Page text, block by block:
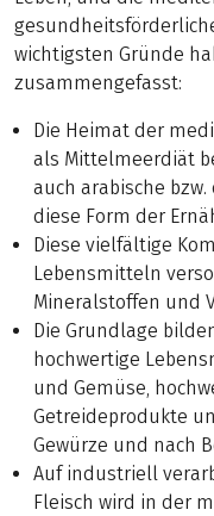
wichtigsten Gründe
zusammengefasst:
Die Heimat der
als Mittelmeerdiät
auch arabische
diese Form der
Diese vielfältige
Lebensmitteln
Mineralstoffen und
Die Grundlage
hochwertige
und Gemüse,
Getreideprodukte
Gewürze und nach
Auf industriell
Fleisch wird in der